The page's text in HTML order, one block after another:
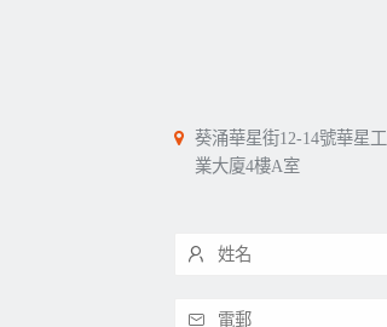
葵涌華星街12-14號華星工
業大廈4樓A室